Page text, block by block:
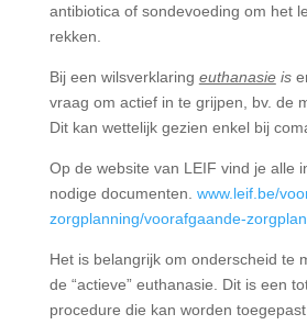
antibiotica of sondevoeding om het
rekken.
Bij een wilsverklaring euthanasieis
vraag om actief in te grijpen, bv. de
Dit kan wettelijk gezien enkel bij
Op de website van LEIF vind je alle
nodige documenten. www.leif.be/
zorgplanning/voorafgaande-
Het is belangrijk om onderscheid te
de “actieve” euthanasie. Dit is een
procedure die kan worden